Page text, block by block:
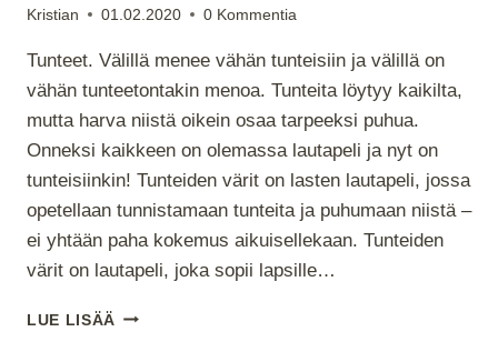
Kristian 01.02.2020 0 Kommentia
Tunteet. Välillä menee vähän tunteisiin ja välillä on
vähän tunteetontakin menoa. Tunteita löytyy kaikilta,
mutta harva niistä oikein osaa tarpeeksi puhua.
Onneksi kaikkeen on olemassa lautapeli ja nyt on
tunteisiinkin! Tunteiden värit on lasten lautapeli, jossa
opetellaan tunnistamaan tunteita ja puhumaan niistä –
ei yhtään paha kokemus aikuisellekaan. Tunteiden
värit on lautapeli, joka sopii lapsille…
LUE LISÄÄ LASTEN